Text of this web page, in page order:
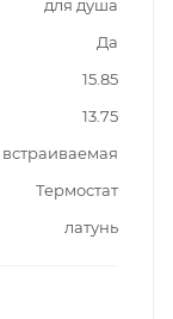
для душа
Да
15.85
13.75
встраиваемая
Термостат
латунь